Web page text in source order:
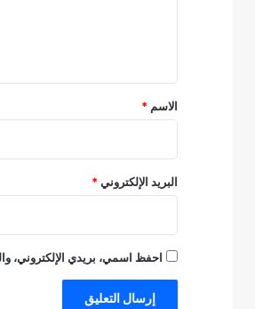
*
الاسم *
البريد الإلكتروني*
احفظ اسمي، بريدي الإلكتروني،